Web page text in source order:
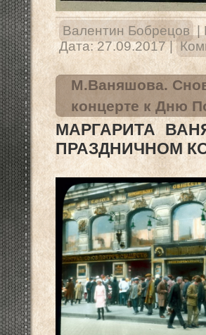
Валентин Бобрецов |
Дата: 27.09.2017 |
М.Ваняшова.
концерте к Дню
МАРГАРИТА
ПРАЗДНИЧНОМ